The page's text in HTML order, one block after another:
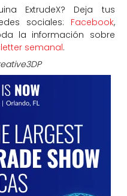
ExtrudeX? Deja tus
sociales: Facebook,
la información sobre
semanal.